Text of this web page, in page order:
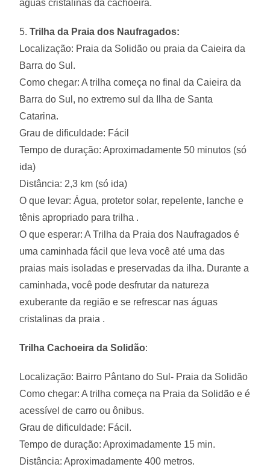
águas cristalinas da cachoeira.
5. Trilha da Praia dos Naufragados:
Localização: Praia da Solidão ou praia da Caieira da
Barra do Sul.
Como chegar: A trilha começa no final da Caieira da
Barra do Sul, no extremo sul da Ilha de Santa
Catarina.
Grau de dificuldade: Fácil
Tempo de duração: Aproximadamente 50 minutos (só
ida)
Distância: 2,3 km (só ida)
O que levar: Água, protetor solar, repelente, lanche e
tênis apropriado para trilha .
O que esperar: A Trilha da Praia dos Naufragados é
uma caminhada fácil que leva você até uma das
praias mais isoladas e preservadas da ilha. Durante a
caminhada, você pode desfrutar da natureza
exuberante da região e se refrescar nas águas
cristalinas da praia .
Trilha Cachoeira da Solidão:
Localização: Bairro Pântano do Sul- Praia da Solidão
Como chegar: A trilha começa na Praia da Solidão e é
acessível de carro ou ônibus.
Grau de dificuldade: Fácil.
Tempo de duração: Aproximadamente 15 min.
Distância: Aproximadamente 400 metros.